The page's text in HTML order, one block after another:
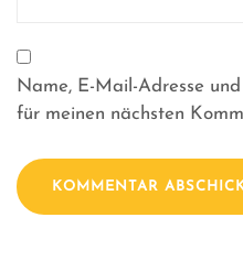
Name, E-Mail-Adresse
für meinen nächsten